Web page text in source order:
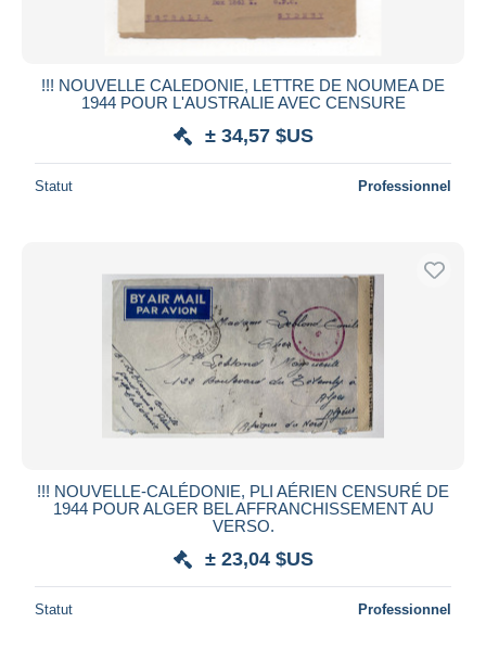
!!! NOUVELLE CALEDONIE, LETTRE DE NOUMEA DE
1944 POUR L'AUSTRALIE AVEC CENSURE
± 34,57 $US
Statut Professionnel
!!! NOUVELLE-CALÉDONIE, PLI AÉRIEN CENSURÉ DE
1944 POUR ALGER BEL AFFRANCHISSEMENT AU
VERSO.
± 23,04 $US
Statut Professionnel